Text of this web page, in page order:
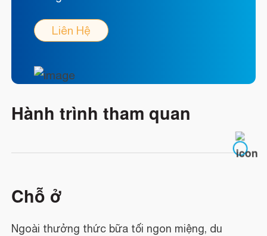
Liên Hệ
Hành trình tham quan
Chỗ ở
Ngoài thưởng thức bữa tối ngon miệng, du